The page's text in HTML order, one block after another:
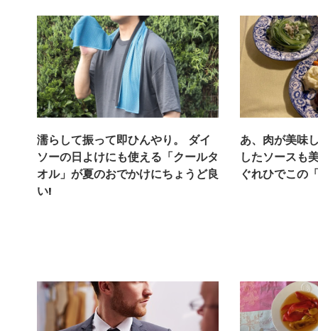
濡らして振って即ひんやり。 ダイ
ソーの日よけにも使える「クールタ
オル」が夏のおでかけにちょうど良
い!
あ、肉が美味
したソースも
ぐれひでこの